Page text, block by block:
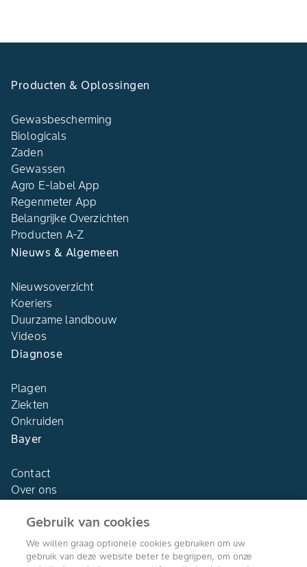
Producten & Oplossingen
Gewasbescherming
Biologicals
Zaden
Gewassen
Agro E-label App
Regenmeter App
Belangrijke Overzichten
Producten A-Z
Nieuws & Algemeen
Nieuwsoverzicht
Koeriers
Duurzame landbouw
Videos
Diagnose
Plagen
Ziekten
Onkruiden
Bayer
Contact
Over ons
Agro Bayer
Gebruik van cookies
We willen graag optionele cookies gebruiken om uw
gebruik van deze website beter te begrijpen, om onze